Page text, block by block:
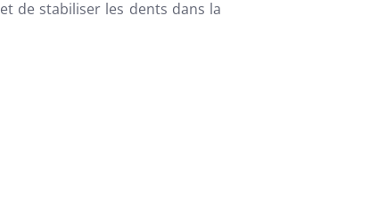
de stabiliser les dents dans la